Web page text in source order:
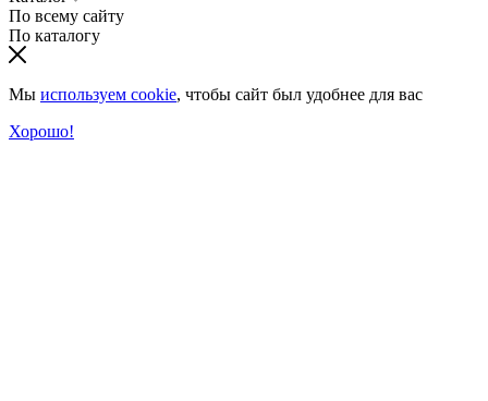
По всему сайту
По каталогу
Мы используем cookie, чтобы сайт был удобнее для вас
Хорошо!